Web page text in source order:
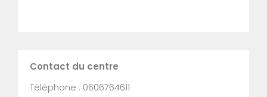
Contact du centre
Téléphone : 0606764611